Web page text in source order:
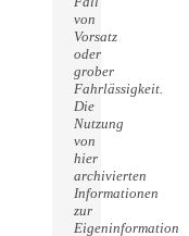
von
Vorsatz
oder
grober
Fahrlässigkeit.
Die
Nutzung
von
hier
archivierten
Informationen
zur
Eigeninformation